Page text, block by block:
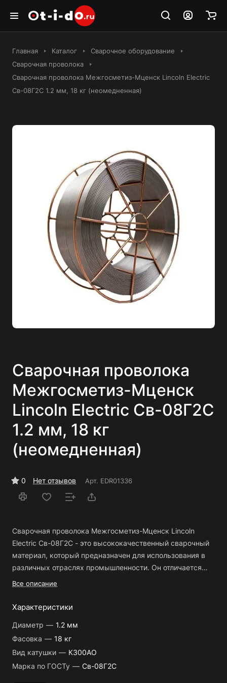
Главная Каталог
Сварочное оборудование
Сварочная проволока
Сварочная проволока Межгосметиз-Мценск Lincoln Electric
Св-08Г2С 1.2 мм, 18 кг (неомедненная)
Сварочная проволока
Межгосметиз-Мценск
Lincoln Electric Св-08Г2С
1.2 мм, 18 кг
(неомедненная)
0 Нет отзывов Арт. EDR01336
Сварочная проволока Межгосметиз-Мценск Lincoln
Electric Св-08Г2С - это высококачественный сварочный
материал, который предназначен для использования в
различных отраслях промышленности. Он отличается
высокой прочностью и надежностью, что позволяет
преимущества сварочной проволоки Межгосметиз-
сварочного шва;
Высокая устойчивость к коррозии и агрессивным
средам;
Удобство в использовании и легкость сварки;
Высокая производительность и экономичность.
Сварочная проволока Межгосметиз-Мценск Lincoln
промышленности:
Все описание
Характеристики
Диаметр — 1.2 мм
Фасовка — 18 кг
Вид катушки — К300АО
Марка по ГОСТу — Св-08Г2С